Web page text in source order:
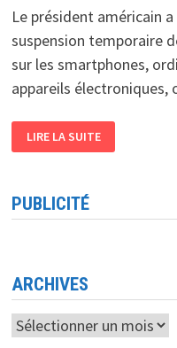
Le président américain
suspension temporaire
sur les smartphones,
appareils
ACCORDE
UN
SMARTPHONES
ET
PC
SEMI‑CONDUCTEURS
LIRE LA SUITE
PUBLICITÉ
ARCHIVES
Archives